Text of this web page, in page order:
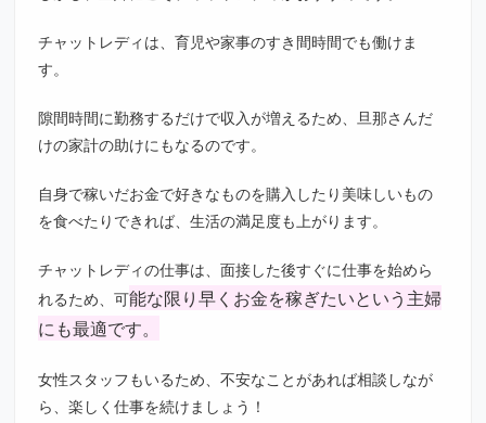
チャットレディは、育児や家事のすき間時間でも働けま
す。
隙間時間に勤務するだけで収入が増えるため、旦那さんだ
けの家計の助けにもなるのです。
自身で稼いだお金で好きなものを購入したり美味しいもの
を食べたりできれば、生活の満足度も上がります。
チャットレディの仕事は、面接した後すぐに仕事を始めら
れるため、可能な限り早くお金を稼ぎたいという主婦
にも最適です。
女性スタッフもいるため、不安なことがあれば相談しなが
ら、楽しく仕事を続けましょう！